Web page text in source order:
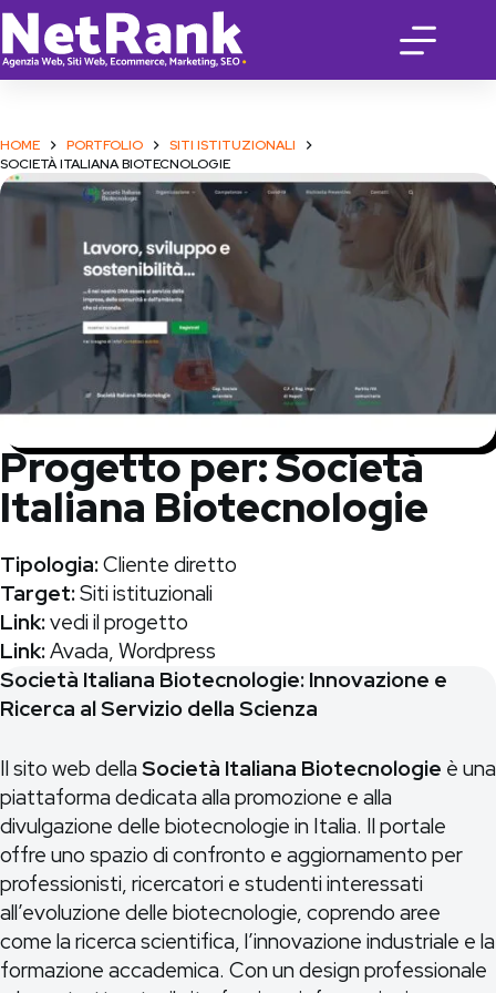
Salta
al
contenuto
HOME PORTFOLIO
SITI ISTITUZIONALI
SOCIETÀ ITALIANA BIOTECNOLOGIE
Progetto per: Società
Italiana Biotecnologie
Tipologia:Cliente diretto
Target:Siti istituzionali
Link:vedi il progetto
Link:Avada, Wordpress
Società Italiana Biotecnologie: Innovazione e
Ricerca al Servizio della Scienza
Il sito web della Società Italiana Biotecnologie è una
piattaforma dedicata alla promozione e alla
divulgazione delle biotecnologie in Italia. Il portale
offre uno spazio di confronto e aggiornamento per
professionisti, ricercatori e studenti interessati
all’evoluzione delle biotecnologie, coprendo aree
come la ricerca scientifica, l’innovazione industriale e la
formazione accademica. Con un design professionale